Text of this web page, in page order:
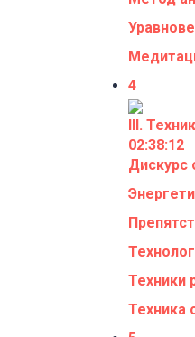
4
III.
02:38:12
Дискурс
Техники
Техника